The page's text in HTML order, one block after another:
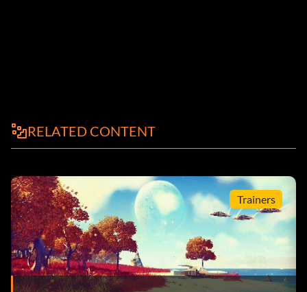
RELATED CONTENT
Trainers